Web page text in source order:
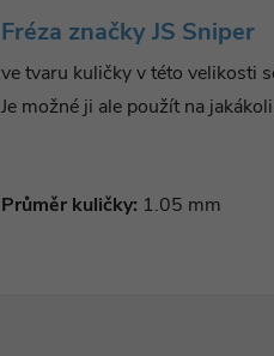
Fréza značky JS Sniper
ve tvaru kuličky v této velikosti
Je možné ji ale použít na
Průměr kuličky: 1.05 mm